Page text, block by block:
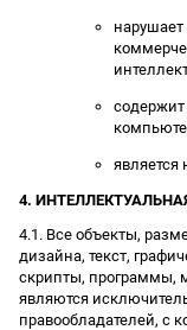
нарушает
4.
4.1. Все объекты,
дизайна, текст,
скрипты, программы,
являются
правообладателей, с